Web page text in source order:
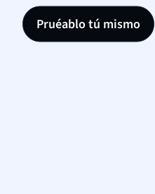
Pruéablo tú mismo